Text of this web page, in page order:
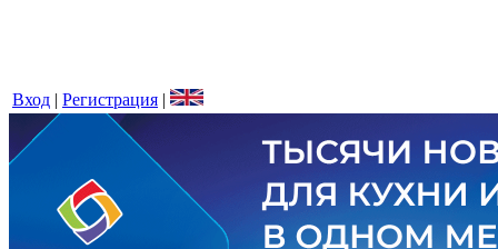
Вход | Регистрация |